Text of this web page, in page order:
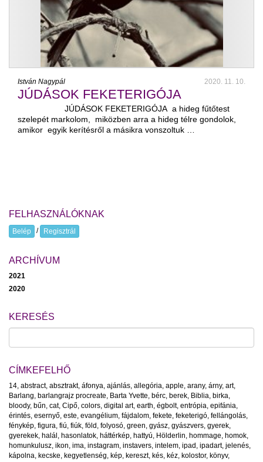
István Nagypál 2020. 11. 10.
JÚDÁSOK FEKETERIGÓJA
JÚDÁSOK FEKETERIGÓJA a hideg fűtőtest
szelepét markolom, miközben arra a hideg télre gondolok,
amikor egyik kerítésről a másikra vonszoltuk …
FELHASZNÁLÓKNAK
Belép / Regisztrál
ARCHÍVUM
2021
2020
KERESÉS
CÍMKEFELHŐ
14, abstract, absztrakt, áfonya, ajánlás, allegória, apple, arany, árny, art,
Barlang, barlangrajz procreate, Barta Yvette, bérc, berek, Biblia, birka,
bloody, bűn, cat, Cipő, colors, digital art, earth, égbolt, entrópia, epifánia,
érintés, esernyő, este, evangélium, fájdalom, fekete, feketerigó, fellángolás,
fénykép, figura, fiú, fiúk, föld , folyosó, green, gyász, gyászvers, gyerek,
gyerekek, halál , hasonlatok, háttérkép, hattyú, Hölderlin, hommage, homok,
homunkulusz, ikon, ima, instagram, instavers, intelem, ipad , ipadart, jelenés,
kápolna, kecske, kegyetlenség, kép, kereszt, kés, kéz, kolostor, könyv,